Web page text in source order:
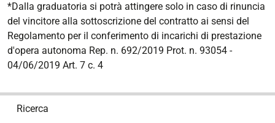
*Dalla graduatoria si potrà attingere solo in caso di rinuncia
del vincitore alla sottoscrizione del contratto ai sensi del
Regolamento per il conferimento di incarichi di prestazione
d'opera autonoma Rep. n. 692/2019 Prot. n. 93054 -
04/06/2019 Art. 7 c. 4
Ricerca